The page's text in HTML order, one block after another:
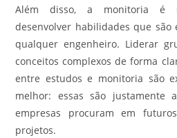
Além disso, a monitoria é
desenvolver habilidades que são
qualquer engenheiro. Liderar
conceitos complexos de forma
entre estudos e monitoria são
melhor: essas são justamente
empresas procuram em
projetos.